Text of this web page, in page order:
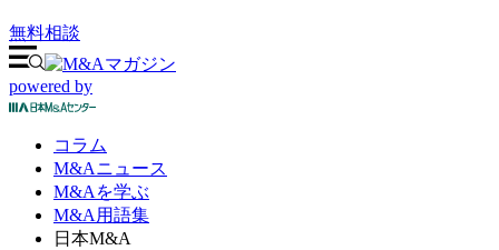
無料相談
powered by
コラム
M&Aニュース
M&Aを学ぶ
M&A 用語集
日本M&A